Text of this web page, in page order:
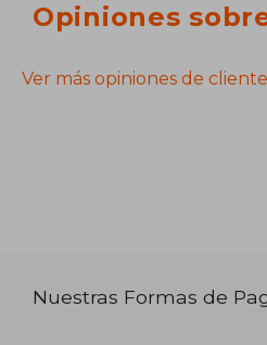
Opiniones
Ver más opiniones de
Nuestras Formas de